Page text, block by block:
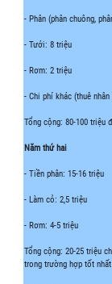
- Phân (phân chuông,
- Tưới: 8 triệu
- Rơm: 2 triệu
- Chi phí khác (thuê
Tổng cộng: 80-100 triệu
Năm thứ hai
- Tiền phân: 15-16 triệu
- Làm cỏ: 2,5 triệu
- Rơm: 4-5 triệu
Tổng cộng: 20-25 triệu
trong trường hợp tốt